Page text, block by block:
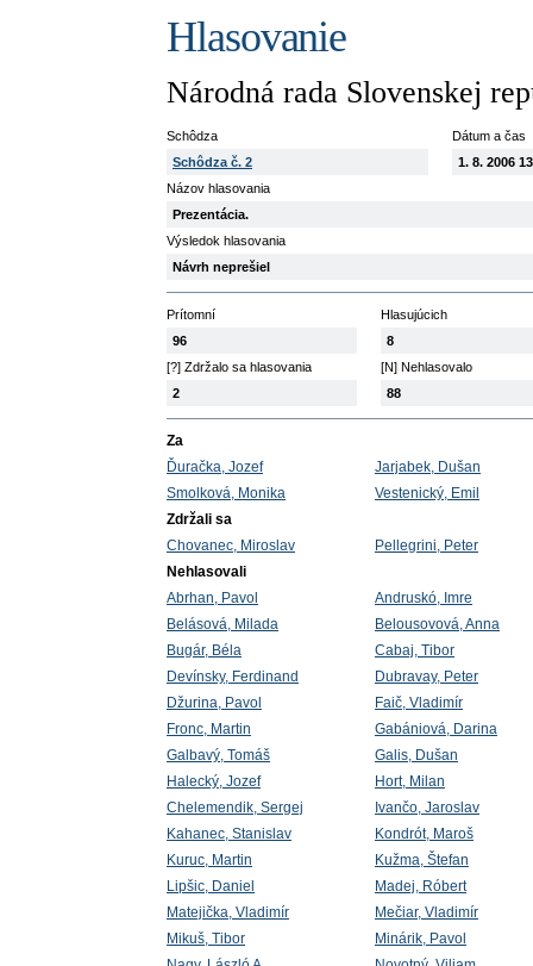
Hlasovanie
Národná rada Slovenskej
Schôdza
Schôdza č. 2
Dátum a čas
1. 8. 2006
Názov hlasovania
Prezentácia.
Výsledok hlasovania
Návrh neprešiel
Prítomní
96
Hlasujúcich
8
[?] Zdržalo sa hlasovania
2
[N] Nehlasovalo
88
Za
Ďuračka, Jozef
Jarjabek, Dušan
Smolková, Monika
Vestenický, Emil
Zdržali sa
Chovanec, Miroslav
Pellegrini, Peter
Nehlasovali
Abrhan, Pavol
Andruskó, Imre
Belásová, Milada
Belousovová, Anna
Bugár, Béla
Cabaj, Tibor
Devínsky, Ferdinand
Dubravay, Peter
Džurina, Pavol
Faič, Vladimír
Fronc, Martin
Gabániová, Darina
Galbavý, Tomáš
Galis, Dušan
Halecký, Jozef
Hort, Milan
Chelemendik, Sergej
Ivančo, Jaroslav
Kahanec, Stanislav
Kondrót, Maroš
Kuruc, Martin
Kužma, Štefan
Lipšic, Daniel
Madej, Róbert
Matejička, Vladimír
Mečiar, Vladimír
Mikuš, Tibor
Minárik, Pavol